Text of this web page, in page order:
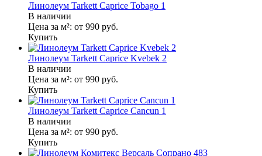
Линолеум Tarkett Caprice Tobago 1
В наличии
Цена за м²: от 990 руб.
Купить
Линолеум Tarkett Caprice Kvebek 2
В наличии
Цена за м²: от 990 руб.
Купить
Линолеум Tarkett Caprice Cancun 1
В наличии
Цена за м²: от 990 руб.
Купить